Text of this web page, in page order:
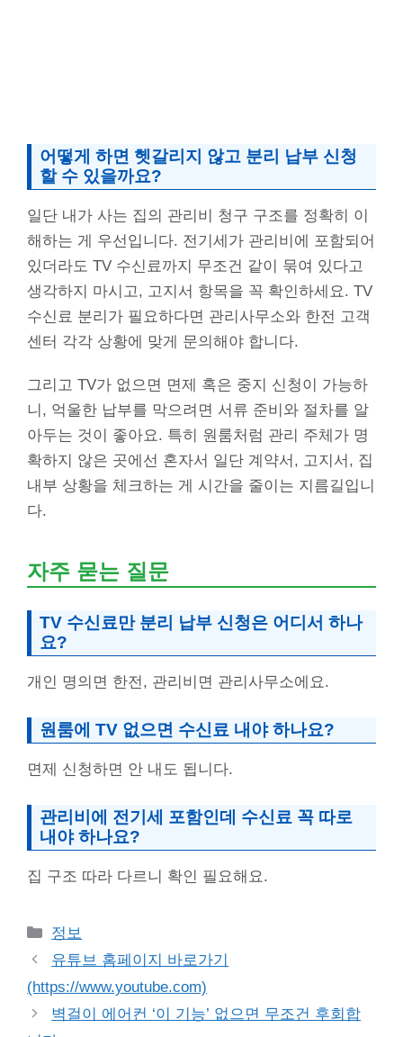
어떻게 하면 헷갈리지 않고 분리 납부 신청
할 수 있을까요?
일단 내가 사는 집의 관리비 청구 구조를 정확히 이
해하는 게 우선입니다. 전기세가 관리비에 포함되어
있더라도 TV 수신료까지 무조건 같이 묶여 있다고
생각하지 마시고, 고지서 항목을 꼭 확인하세요. TV
수신료 분리가 필요하다면 관리사무소와 한전 고객
센터 각각 상황에 맞게 문의해야 합니다.
그리고 TV가 없으면 면제 혹은 중지 신청이 가능하
니, 억울한 납부를 막으려면 서류 준비와 절차를 알
아두는 것이 좋아요. 특히 원룸처럼 관리 주체가 명
확하지 않은 곳에선 혼자서 일단 계약서, 고지서, 집
내부 상황을 체크하는 게 시간을 줄이는 지름길입니
다.
자주 묻는 질문
TV 수신료만 분리 납부 신청은 어디서 하나
요?
개인 명의면 한전, 관리비면 관리사무소에요.
원룸에 TV 없으면 수신료 내야 하나요?
면제 신청하면 안 내도 됩니다.
관리비에 전기세 포함인데 수신료 꼭 따로
내야 하나요?
집 구조 따라 다르니 확인 필요해요.
Categories
정보
유튜브 홈페이지 바로가기
(https://www.youtube.com)
벽걸이 에어컨 ‘이 기능’ 없으면 무조건 후회합